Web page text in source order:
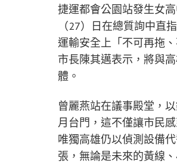
捷運都會公園站發生女
（27）日在總質詢中直
運輸安全上「不可再拖
市長陳其邁表示，將與
體。
曾麗燕站在議事殿堂，
月台門，這不僅讓市民
唯獨高雄仍以偵測設備
張，無論是未來的黃線